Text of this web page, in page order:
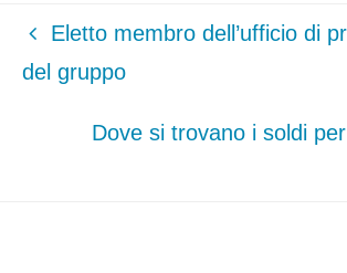
Eletto membro dell’ufficio di
del gruppo
Dove si trovano i soldi